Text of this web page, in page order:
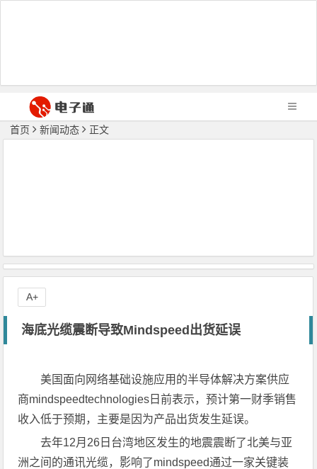
首页 新闻动态 正文
海底光缆震断导致Mindspeed出货延误
美国面向网络基础设施应用的半导体解决方案供应
商mindspeedtechnologies日前表示，预计第一财季销售
收入低于预期，主要是因为产品出货发生延误。
去年12月26日台湾地区发生的地震震断了北美与亚
洲之间的通讯光缆，影响了mindspeed通过一家关键装
A+